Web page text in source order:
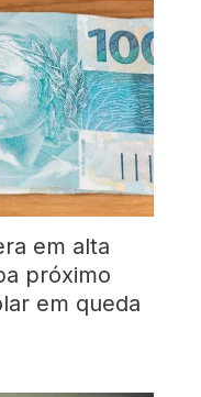
em alta
próximo
em queda